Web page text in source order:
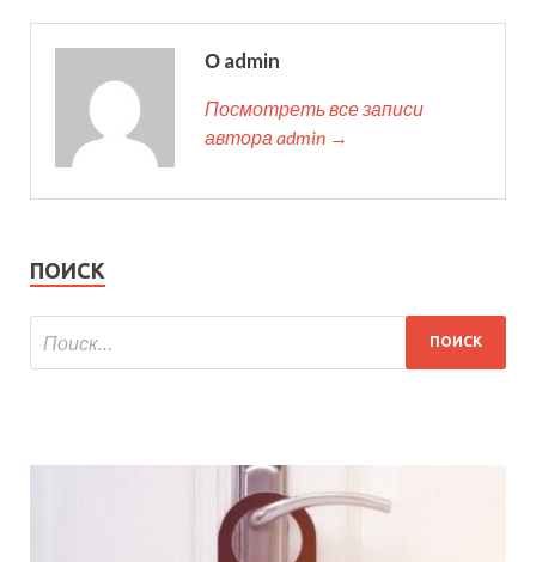
О admin
Посмотреть все записи
автора admin →
ПОИСК